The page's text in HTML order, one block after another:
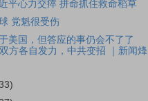
平心力交瘁 拼命抓住救命稻草
党魁很受伤
美国，但答应的事仍会不了了
方各自发力，中共变招 ｜新闻烽